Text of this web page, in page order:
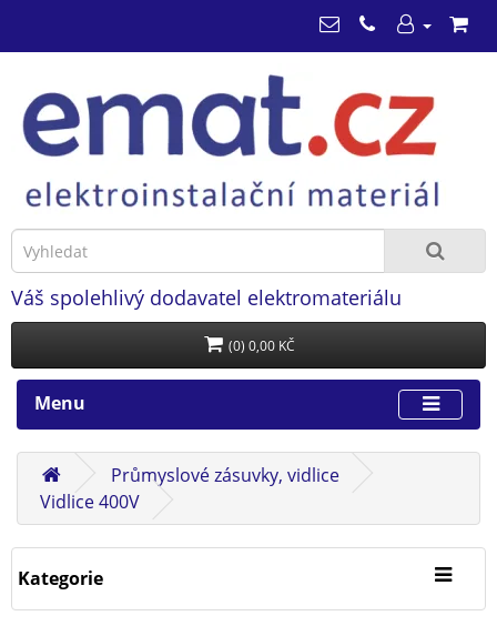
Váš spolehlivý dodavatel elektromateriálu
(0) 0,00 KČ
Menu
Průmyslové zásuvky, vidlice
Vidlice 400V
Kategorie